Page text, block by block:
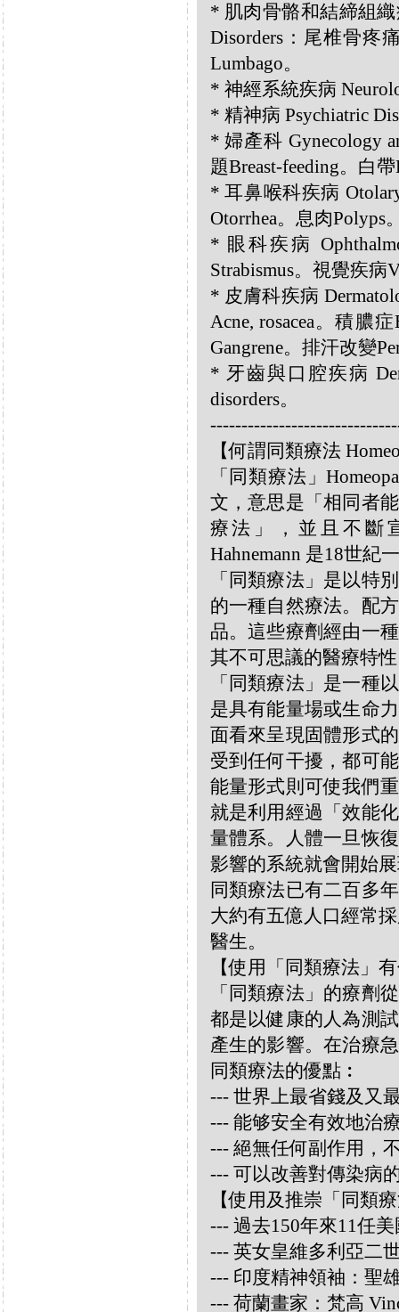
* 肌肉骨骼和結締組織
Disorders：尾椎骨疼
Lumbago。
* 神經系統疾病
* 精神病 Psychiatric
* 婦產科 Gynecology
題Breast-feeding。白
* 耳鼻喉科疾病
Otorrhea。息肉Polyps
* 眼科疾病
Strabismus。視覺疾病
* 皮膚科疾病
Acne, rosacea。積膿
Gangrene。排汗改變
* 牙齒與口腔疾病
disorders。
【何謂同類療法
「同類療法」
文，意思是「相同者
療法」，並且不斷
Hahnemann 是18世紀
「同類療法」是以特
的一種自然療法。配
品。這些療劑經由一
其不可思議的醫療特
「同類療法」是一種
是具有能量場或生命
面看來呈現固體形式
受到任何干擾，都可
能量形式則可使我們
就是利用經過「效能
量體系。人體一旦恢
影響的系統就會開始
同類療法已有二百多
大約有五億人口經常
醫生。
【使用「同類療法」
「同類療法」的療劑
都是以健康的人為測
產生的影響。在治療
同類療法的優點︰
--- 世界上最省錢及又
--- 能够安全有效地治
--- 絕無任何副作用，
--- 可以改善對傳染病
【使用及推崇「同類
--- 過去150年來11任
--- 英女皇維多利亞二
--- 印度精神領袖：聖
--- 荷蘭畫家：梵高